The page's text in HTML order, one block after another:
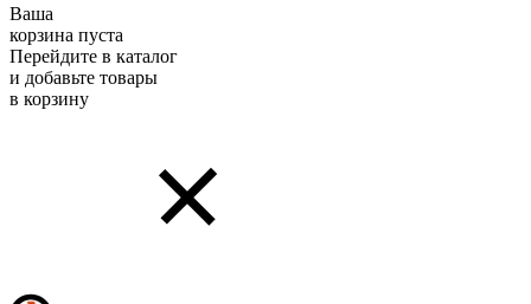
Ваша
корзина пуста
Перейдите в каталог
и добавьте товары
в корзину